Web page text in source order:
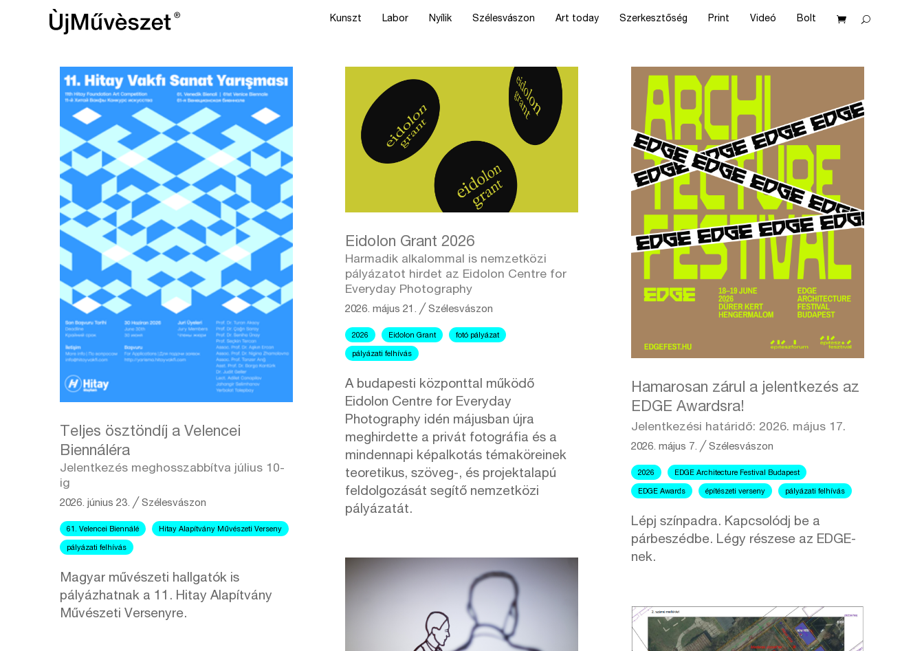
Kunszt Labor Nyílik Szélesvászon Art today Szerkesztőség Print Videó Bolt
Teljes ösztöndíj a Velencei
Biennáléra
Jelentkezés meghosszabbítva július 10-
ig
2026. június 23. ╱Szélesvászon
61. Velencei Biennálé Hitay Alapítvány Művészeti Verseny
pályázati felhívás
Magyar művészeti hallgatók is
pályázhatnak a 11. Hitay Alapítvány
Művészeti Versenyre.
Eidolon Grant 2026
Harmadik alkalommal is nemzetközi
pályázatot hirdet az Eidolon Centre for
Everyday Photography
2026. május 21. ╱Szélesvászon
2026 Eidolon Grant fotó pályázat
pályázati felhívás
A budapesti központtal működő
Eidolon Centre for Everyday
Photography idén májusban újra
meghirdette a privát fotográfia és a
mindennapi képalkotás témaköreinek
teoretikus, szöveg-, és projektalapú
feldolgozását segítő nemzetközi
pályázatát.
Hamarosan zárul a jelentkezés az
EDGE Awardsra!
Jelentkezési határidő: 2026. május 17.
2026. május 7. ╱ Szélesvászon
2026 EDGE Architecture Festival Budapest
EDGE Awards építészeti verseny pályázati felhívás
Lépj színpadra. Kapcsolódj be a
párbeszédbe. Légy részese az EDGE-
nek.